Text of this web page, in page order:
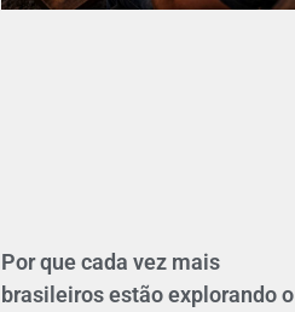
Por que cada vez mais
brasileiros estão explorando o